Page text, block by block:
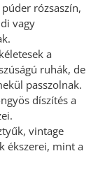
rózsaszín,
vagy
a
ruhák, de
passzolnak.
díszítés a
vintage
ékszerei, mint a